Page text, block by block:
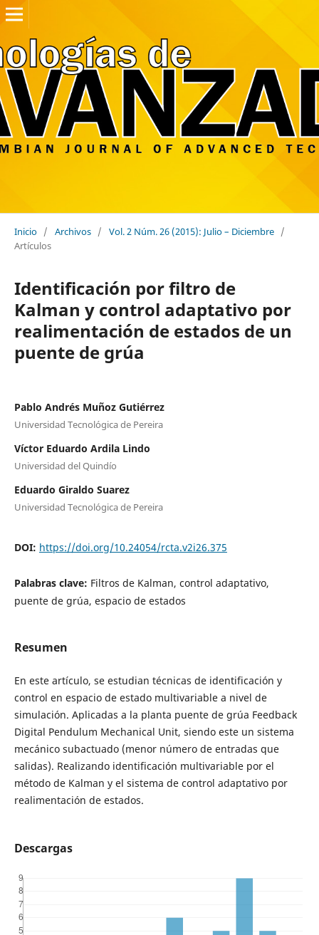
Inicio / Archivos / Vol. 2 Núm. 26 (2015): Julio – Diciembre /
Artículos
Identificación por filtro de
Kalman y control adaptativo por
realimentación de estados de un
puente de grúa
Pablo Andrés Muñoz Gutiérrez
Universidad Tecnológica de Pereira
Víctor Eduardo Ardila Lindo
Universidad del Quindío
Eduardo Giraldo Suarez
Universidad Tecnológica de Pereira
DOI: https://doi.org/10.24054/rcta.v2i26.375
Palabras clave: Filtros de Kalman, control adaptativo,
puente de grúa, espacio de estados
Resumen
En este artículo, se estudian técnicas de identificación y
control en espacio de estado multivariable a nivel de
simulación. Aplicadas a la planta puente de grúa Feedback
Digital Pendulum Mechanical Unit, siendo este un sistema
mecánico subactuado (menor número de entradas que
salidas). Realizando identificación multivariable por el
método de Kalman y el sistema de control adaptativo por
realimentación de estados.
Descargas